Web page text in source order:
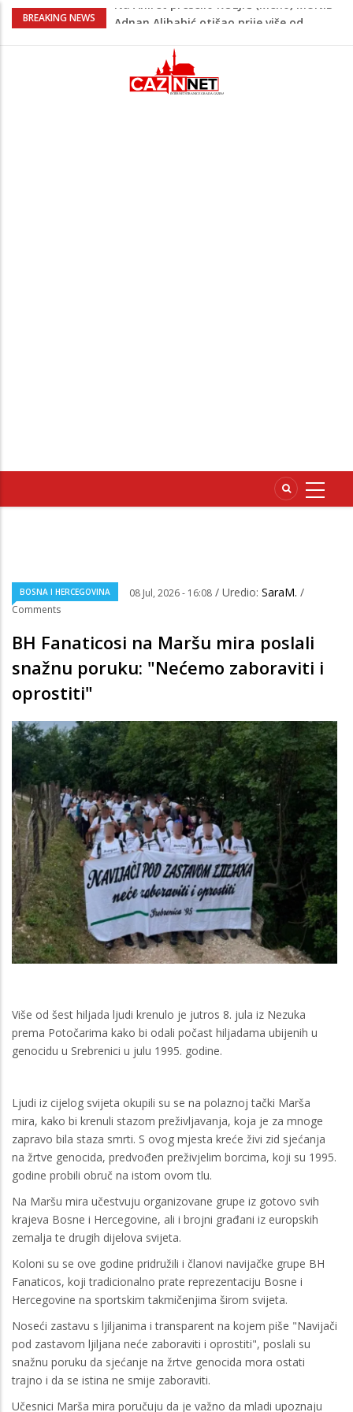
BREAKING NEWS
Adnan Alibabić otišao prije više od
"Preteško je, ali ne odustajemo"
Na mjestu gdje su nedavno poginula
dvojica mladića danas poginuo
BOSNA I HERCEGOVINA 08 Jul, 2026 - 16:08 / Uredio: SaraM. /
Comments
BH Fanaticosi na Maršu mira poslali
snažnu poruku: "Nećemo zaboraviti i
oprostiti"
Više od šest hiljada ljudi krenulo je jutros 8. jula iz Nezuka
prema Potočarima kako bi odali počast hiljadama ubijenih u
genocidu u Srebrenici u julu 1995. godine.
Ljudi iz cijelog svijeta okupili su se na polaznoj tački Marša
mira, kako bi krenuli stazom preživljavanja, koja je za mnoge
zapravo bila staza smrti. S ovog mjesta kreće živi zid sjećanja
na žrtve genocida, predvođen preživjelim borcima, koji su 1995.
godine probili obruč na istom ovom tlu.
Na Maršu mira učestvuju organizovane grupe iz gotovo svih
krajeva Bosne i Hercegovine, ali i brojni građani iz europskih
zemalja te drugih dijelova svijeta.
Koloni su se ove godine pridružili i članovi navijačke grupe BH
Fanaticos, koji tradicionalno prate reprezentaciju Bosne i
Hercegovine na sportskim takmičenjima širom svijeta.
Noseći zastavu s ljiljanima i transparent na kojem piše "Navijači
pod zastavom ljiljana neće zaboraviti i oprostiti", poslali su
snažnu poruku da sjećanje na žrtve genocida mora ostati
trajno i da se istina ne smije zaboraviti.
Učesnici Marša mira poručuju da je važno da mladi upoznaju